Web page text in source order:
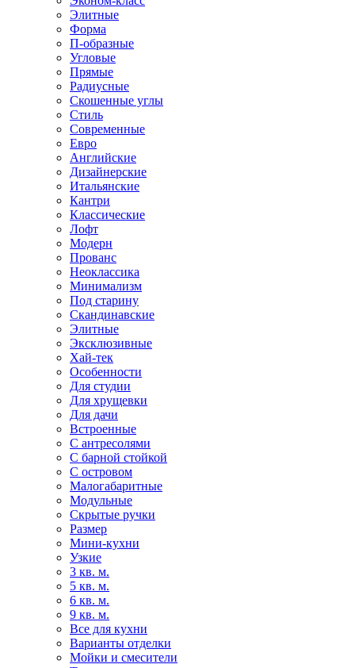
Элитные
Форма
П-образные
Угловые
Прямые
Радиусные
Скошенные углы
Стиль
Современные
Евро
Английские
Дизайнерские
Итальянские
Кантри
Классические
Лофт
Модерн
Прованс
Неоклассика
Минимализм
Под старину
Скандинавские
Элитные
Эксклюзивные
Хай-тек
Особенности
Для студии
Для хрущевки
Для дачи
Встроенные
С антресолями
С барной стойкой
С островом
Малогабаритные
Модульные
Скрытые ручки
Размер
Мини-кухни
Узкие
3 кв. м.
5 кв. м.
6 кв. м.
9 кв. м.
Все для кухни
Варианты отделки
Мойки и смесители